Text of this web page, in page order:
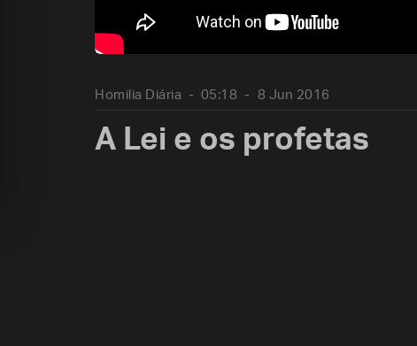
Homilia Diária 05:18 8 Jun 2016
A Lei e os profetas